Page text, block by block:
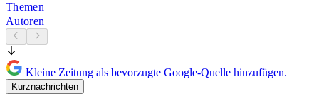
Themen
Autoren
Kleine Zeitung als bevorzugte Google-Quelle hinzufügen.
Kurznachrichten